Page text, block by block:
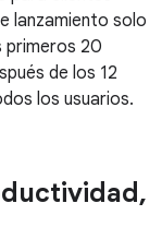
lanzamiento solo
primeros 20
de los 12
los usuarios.